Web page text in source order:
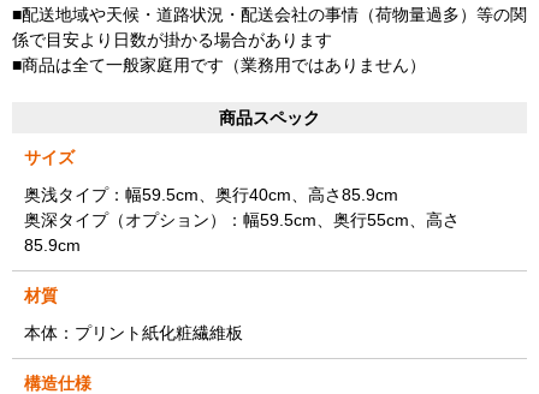
■配送地域や天候・道路状況・配送会社の事情（荷物量過多）等の関
係で目安より日数が掛かる場合があります
■商品は全て一般家庭用です（業務用ではありません）
商品スペック
サイズ
奥浅タイプ：幅59.5cm、奥行40cm、高さ85.9cm
奥深タイプ（オプション）：幅59.5cm、奥行55cm、高さ
85.9cm
材質
本体：プリント紙化粧繊維板
構造仕様